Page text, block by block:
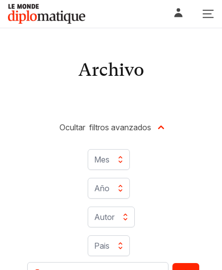
Skip
content
Le monde diplomatique
Archivo
Mes
Año
Autor
Pais
Ocultar filtros avanzados